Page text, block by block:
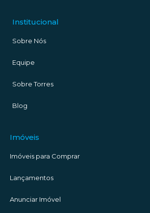
Institucional
Sobre Nós
Equipe
Sobre Torres
Blog
Imóveis
Imóveis para Comprar
Lançamentos
Anunciar Imóvel